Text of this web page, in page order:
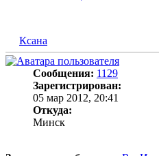
Ксана
Сообщения: 1129
Зарегистрирован:
05 мар 2012, 20:41
Откуда:
Минск